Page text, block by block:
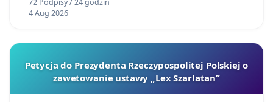
72 Podpisy / 24 godzin
4 Aug 2026
Petycja do Prezydenta Rzeczypospolitej Polskiej o
zawetowanie ustawy „Lex Szarlatan”